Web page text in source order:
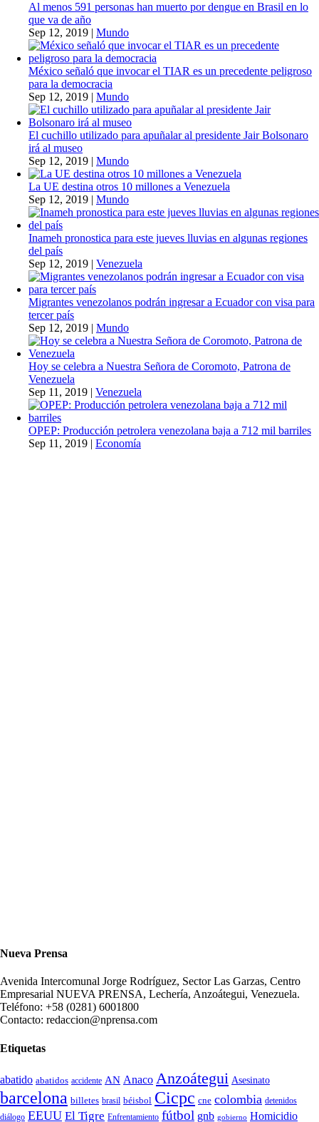
Al menos 591 personas han muerto por dengue en Brasil en lo
que va de año
Sep 12, 2019 | Mundo
México señaló que invocar el TIAR es un precedente peligroso
para la democracia
Sep 12, 2019 | Mundo
El cuchillo utilizado para apuñalar al presidente Jair Bolsonaro
irá al museo
Sep 12, 2019 | Mundo
La UE destina otros 10 millones a Venezuela
Sep 12, 2019 | Mundo
Inameh pronostica para este jueves lluvias en algunas regiones
del país
Sep 12, 2019 | Venezuela
Migrantes venezolanos podrán ingresar a Ecuador con visa para
tercer país
Sep 12, 2019 | Mundo
Hoy se celebra a Nuestra Señora de Coromoto, Patrona de
Venezuela
Sep 11, 2019 | Venezuela
OPEP: Producción petrolera venezolana baja a 712 mil barriles
Sep 11, 2019 | Economía
Nueva Prensa
Avenida Intercomunal Jorge Rodríguez, Sector Las Garzas, Centro
Empresarial NUEVA PRENSA, Lechería, Anzoátegui, Venezuela.
Teléfono: +58 (0281) 6001800
Contacto: redaccion@nprensa.com
Etiquetas
abatido abatidos accidente AN Anaco Anzoátegui Asesinato
barcelona billetes brasil béisbol Cicpc cne colombia detenidos
diálogo EEUU El Tigre Enfrentamiento fútbol gnb gobierno Homicidio